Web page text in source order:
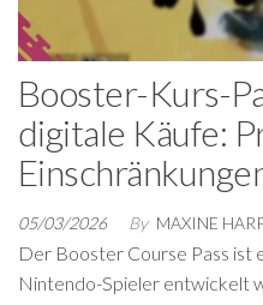
Booster-Kurs-
digitale Käufe:
05/03/2026 By MAXINE
Der Booster Course Pass ist
Nintendo-Spieler entwickelt